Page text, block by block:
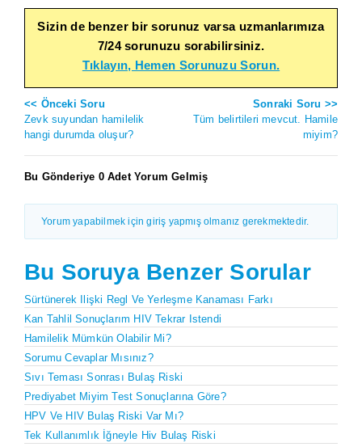
Sizin de benzer bir sorunuz varsa uzmanlarımıza
7/24 sorunuzu sorabilirsiniz.
Tıklayın, Hemen Sorunuzu Sorun.
<< Önceki Soru
Zevk suyundan hamilelik
hangi durumda oluşur?
Sonraki Soru >>
Tüm belirtileri mevcut. Hamile
miyim?
Bu Gönderiye 0 Adet Yorum Gelmiş
Yorum yapabilmek için giriş yapmış olmanız gerekmektedir.
Bu Soruya Benzer Sorular
Sürtünerek Ilişki Regl Ve Yerleşme Kanaması Farkı
Kan Tahlil Sonuçlarım HIV Tekrar Istendi
Hamilelik Mümkün Olabilir Mi?
Sorumu Cevaplar Mısınız?
Sıvı Teması Sonrası Bulaş Riski
Prediyabet Miyim Test Sonuçlarına Göre?
HPV Ve HIV Bulaş Riski Var Mı?
Tek Kullanımlık İğneyle Hiv Bulaş Riski